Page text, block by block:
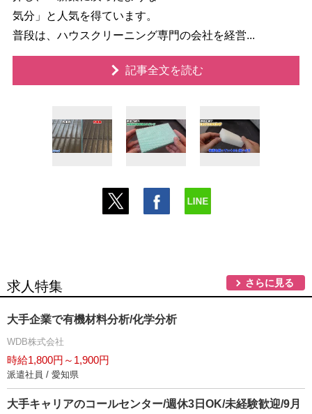
気分」と人気を得ています。
普段は、ハウスクリーニング専門の会社を経営...
記事全文を読む
求人特集 さらに見る
大手企業で有機材料分析/化学分析
WDB株式会社
時給1,800円～1,900円
派遣社員 / 愛知県
大手キャリアのコールセンター/週休3日OK/未経験歓迎/9月